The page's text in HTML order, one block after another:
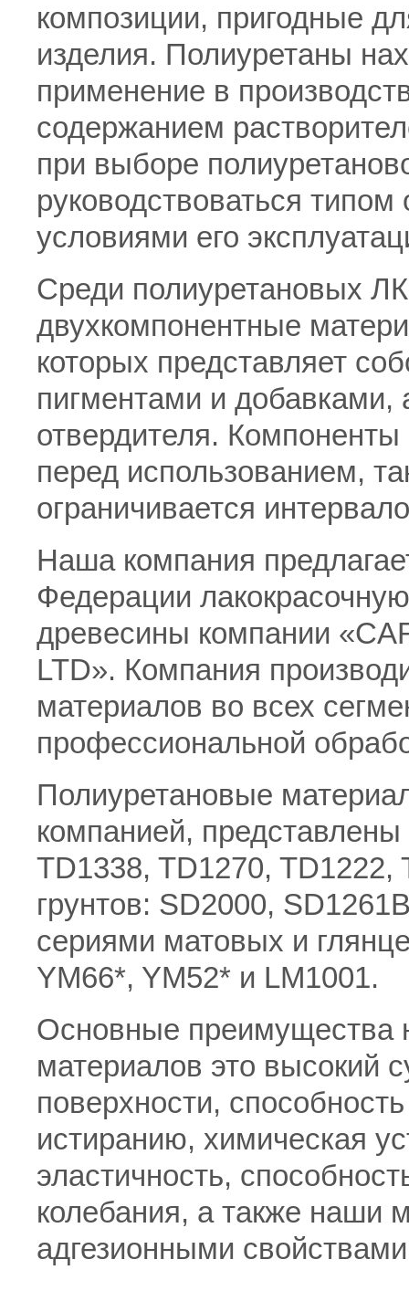
композиции, пригодные
изделия. Полиуретаны
применение в
содержанием
при выборе
руководствоваться
условиями его
Среди полиуретановых
двухкомпонентные
которых представляет
пигментами и добавками,
отвердителя.
перед использованием,
ограничивается
Наша компания
Федерации
древесины компании
LTD». Компания
материалов во всех
профессиональной
Полиуретановые
компанией,
TD1338, TD1270,
грунтов: SD2000,
сериями матовых и
YM66*, YM52* и LM1001.
Основные преимущества
материалов это высокий
поверхности,
истиранию, химическая
эластичность,
колебания, а также наши
адгезионными